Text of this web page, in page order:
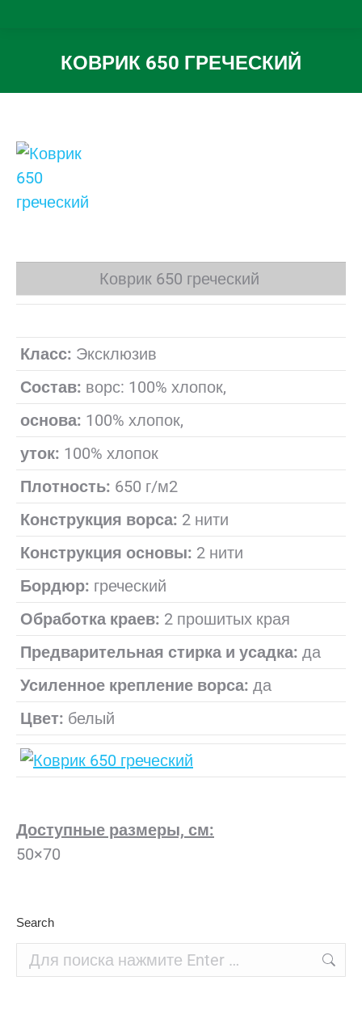
КОВРИК 650 ГРЕЧЕСКИЙ
Вы здесь:
Коврик 650 греческий
Класс: Эксклюзив
Состав: ворс: 100% хлопок,
основа: 100% хлопок,
уток: 100% хлопок
Плотность: 650 г/м2
Конструкция ворса: 2 нити
Конструкция основы: 2 нити
Бордюр: греческий
Обработка краев: 2 прошитых края
Предварительная стирка и усадка: да
Усиленное крепление ворса: да
Цвет: белый
Доступные размеры, см:
50×70
Search